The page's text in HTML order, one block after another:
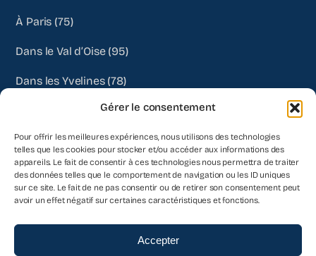
Gérer le consentement
Pour offrir les meilleures expériences, nous utilisons des technologies
telles que les cookies pour stocker et/ou accéder aux informations des
appareils. Le fait de consentir à ces technologies nous permettra de traiter
des données telles que le comportement de navigation ou les ID uniques
sur ce site. Le fait de ne pas consentir ou de retirer son consentement peut
avoir un effet négatif sur certaines caractéristiques et fonctions.
Accepter
À Paris (75)
Dans le Val d’Oise (95)
Dans les Yvelines (78)
Autres départements
© 2026- Venezia Commissaires de Justice Associés | Tous